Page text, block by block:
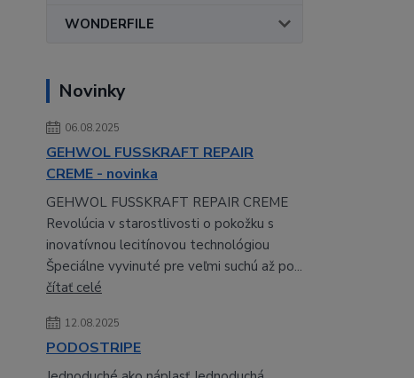
WONDERFILE
Novinky
06.08.2025
GEHWOL FUSSKRAFT REPAIR
CREME - novinka
GEHWOL FUSSKRAFT REPAIR CREME
Revolúcia v starostlivosti o pokožku s
inovatívnou lecitínovou technológiou
Špeciálne vyvinuté pre veľmi suchú až po...
čítať celé
12.08.2025
PODOSTRIPE